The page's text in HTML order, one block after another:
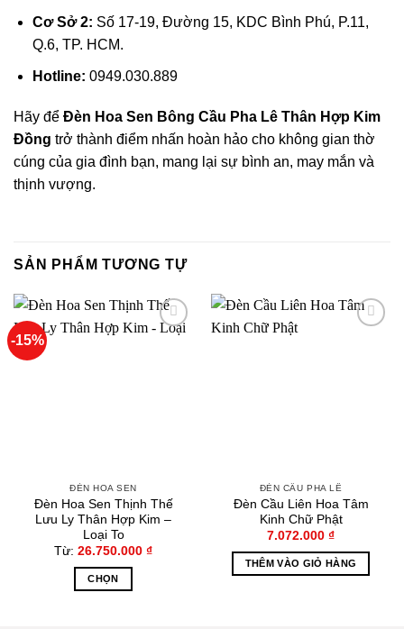
Cơ Sở 2: Số 17-19, Đường 15, KDC Bình Phú, P.11,
Q.6, TP. HCM.
Hotline: 0949.030.889
Hãy để Đèn Hoa Sen Bông Cầu Pha Lê Thân Hợp Kim
Đồng trở thành điểm nhấn hoàn hảo cho không gian thờ
cúng của gia đình bạn, mang lại sự bình an, may mắn và
thịnh vượng.
SẢN PHẨM TƯƠNG TỰ
-15%
ĐÈN HOA SEN
Đèn Hoa Sen Thịnh Thế
Lưu Ly Thân Hợp Kim –
Loại To
Từ: 26.750.000 ₫
CHỌN
ĐÈN CẦU PHA LÊ
Đèn Cầu Liên Hoa Tâm
Kinh Chữ Phật
7.072.000 ₫
THÊM VÀO GIỎ HÀNG